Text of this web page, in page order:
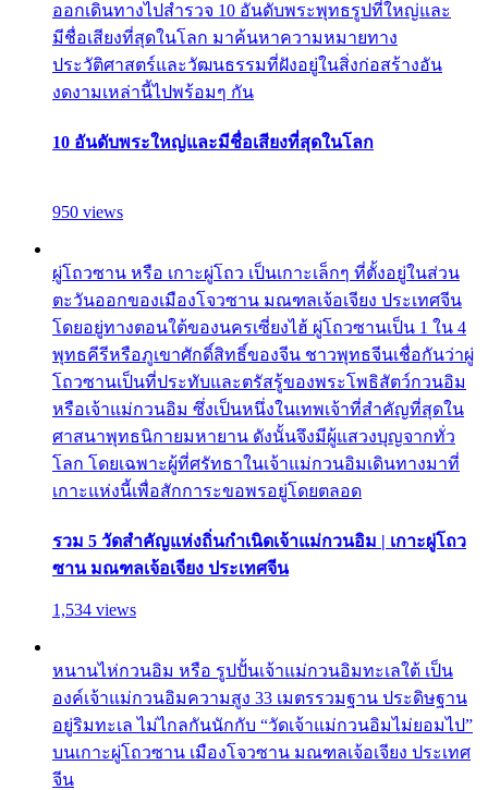
ออกเดินทางไปสำรวจ 10 อันดับพระพุทธรูปที่ใหญ่และ
มีชื่อเสียงที่สุดในโลก มาค้นหาความหมายทาง
ประวัติศาสตร์และวัฒนธรรมที่ฝังอยู่ในสิ่งก่อสร้างอัน
งดงามเหล่านี้ไปพร้อมๆ กัน
10 อันดับพระใหญ่และมีชื่อเสียงที่สุดในโลก
950 views
ผู่โถวซาน หรือ เกาะผู่โถว เป็นเกาะเล็กๆ ที่ตั้งอยู่ในส่วน
ตะวันออกของเมืองโจวซาน มณฑลเจ้อเจียง ประเทศจีน
โดยอยู่ทางตอนใต้ของนครเซี่ยงไฮ้ ผู่โถวซานเป็น 1 ใน 4
พุทธคีรีหรือภูเขาศักดิ์สิทธิ์ของจีน ชาวพุทธจีนเชื่อกันว่าผู่
โถวซานเป็นที่ประทับและตรัสรู้ของพระโพธิสัตว์กวนอิม
หรือเจ้าแม่กวนอิม ซึ่งเป็นหนึ่งในเทพเจ้าที่สำคัญที่สุดใน
ศาสนาพุทธนิกายมหายาน ดังนั้นจึงมีผู้แสวงบุญจากทั่ว
โลก โดยเฉพาะผู้ที่ศรัทธาในเจ้าแม่กวนอิมเดินทางมาที่
เกาะแห่งนี้เพื่อสักการะขอพรอยู่โดยตลอด
รวม 5 วัดสำคัญแห่งถิ่นกำเนิดเจ้าแม่กวนอิม | เกาะผู่โถว
ซาน มณฑลเจ้อเจียง ประเทศจีน
1,534 views
หนานไห่กวนอิม หรือ รูปปั้นเจ้าแม่กวนอิมทะเลใต้ เป็น
องค์เจ้าแม่กวนอิมความสูง 33 เมตรรวมฐาน ประดิษฐาน
อยู่ริมทะเล ไม่ไกลกันนักกับ “วัดเจ้าแม่กวนอิมไม่ยอมไป”
บนเกาะผู่โถวซาน เมืองโจวซาน มณฑลเจ้อเจียง ประเทศ
จีน